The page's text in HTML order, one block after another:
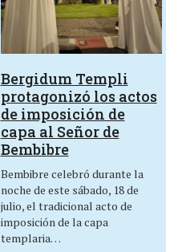
Bergidum Templi
protagonizó los actos
de imposición de
capa al Señor de
Bembibre
Bembibre celebró durante la
noche de este sábado, 18 de
julio, el tradicional acto de
imposición de la capa
templaria…